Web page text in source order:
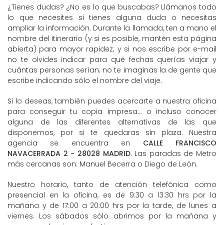
¿Tienes dudas? ¿No es lo que buscabas? Llámanos todo
lo que necesites si tienes alguna duda o necesitas
ampliar la información. Durante la llamada, ten a mano el
nombre del itinerario (y si es posible, mantén esta página
abierta) para mayor rapidez; y si nos escribe por e-mail
no te olvides indicar para qué fechas querías viajar y
cuántas personas serían; no te imaginas la de gente que
escribe indicando sólo el nombre del viaje.
Si lo deseas, también puedes acercarte a nuestra oficina
para conseguir tu copia impresa... o incluso conocer
alguna de las diferentes alternativas de las que
disponemos, por si te quedaras sin plaza. Nuestra
agencia se encuentra en CALLE FRANCISCO
NAVACERRADA 2 - 28028 MADRID. Las paradas de Metro
más cercanas son: Manuel Becerra o Diego de León.
Nuestro horario, tanto de atención telefónica como
presencial en la oficina, es de 9:30 a 13:30 hrs por la
mañana y de 17:00 a 20:00 hrs por la tarde, de lunes a
viernes. Los sábados sólo abrimos por la mañana y